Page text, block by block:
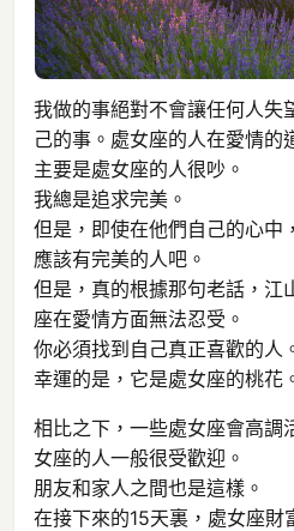
我做的事絕對不會讓任何人失
己的事。處女座的人在愛情的
主要是處女座的人很吵。
我總是追求完美。
但是，即使在他們自己的心中
應該有完美的人吧。
但是，真的根據那句老話，江
座在愛情方面無法忍受。
你必須找到自己真正喜歡的人
幸運的是，它是處女座的桃花
相比之下，一些處女座會高調
女座的人一般很受歡迎。
朋友和家人之間也是這樣。
在接下來的15天裏，處女座財